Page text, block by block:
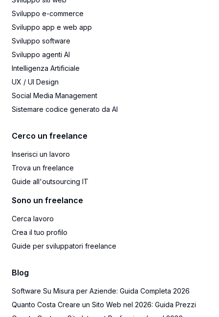
Sviluppo e-commerce
Sviluppo app e web app
Sviluppo software
Sviluppo agenti AI
Intelligenza Artificiale
UX / UI Design
Social Media Management
Sistemare codice generato da AI
Cerco un freelance
Inserisci un lavoro
Trova un freelance
Guide all'outsourcing IT
Sono un freelance
Cerca lavoro
Crea il tuo profilo
Guide per sviluppatori freelance
Blog
Software Su Misura per Aziende: Guida Completa 2026
Quanto Costa Creare un Sito Web nel 2026: Guida Prezzi